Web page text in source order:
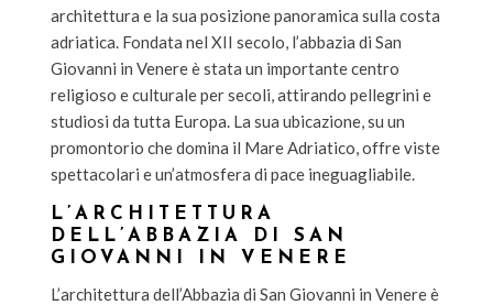
architettura e la sua posizione panoramica sulla costa
adriatica. Fondata nel XII secolo, l’abbazia di San
Giovanni in Venere è stata un importante centro
religioso e culturale per secoli, attirando pellegrini e
studiosi da tutta Europa. La sua ubicazione, su un
promontorio che domina il Mare Adriatico, offre viste
spettacolari e un’atmosfera di pace ineguagliabile.
L’ARCHITETTURA
DELL’ABBAZIA DI SAN
GIOVANNI IN VENERE
L’architettura dell’Abbazia di San Giovanni in Venere è